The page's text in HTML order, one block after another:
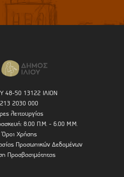
48-50 13122 ΙΛΙΟΝ
213 2030 000
λειτουργίας
8.00 Π.Μ. - 6.00 Μ.Μ.
Όροι Χρήσης
Προσωπικών Δεδομένων
Προσβασιμότητας